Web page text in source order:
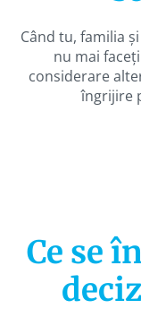
Când tu, familia
nu mai
considerare
îngrijire
Ce se